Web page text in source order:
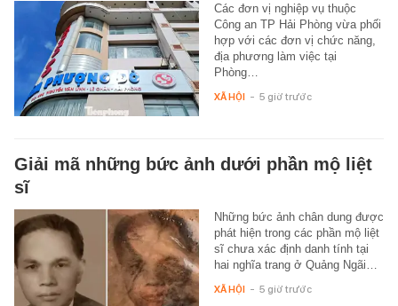
Các đơn vị nghiệp vụ thuộc
Công an TP Hải Phòng vừa phối
hợp với các đơn vị chức năng,
địa phương làm việc tại
Phòng…
XÃ HỘI - 5 giờ trước
Giải mã những bức ảnh dưới phần mộ liệt
sĩ
Những bức ảnh chân dung được
phát hiện trong các phần mộ liệt
sĩ chưa xác định danh tính tại
hai nghĩa trang ở Quảng Ngãi…
XÃ HỘI - 5 giờ trước